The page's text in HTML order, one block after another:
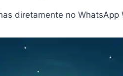
diretamente no